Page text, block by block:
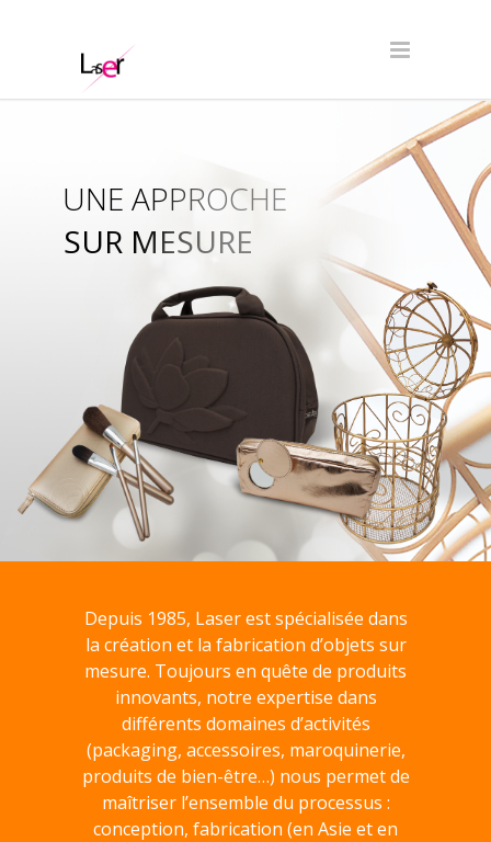
SUR MESURE
UNE APPROCHE
Depuis 1985, Laser est spécialisée dans
la création et la fabrication d’objets sur
mesure. Toujours en quête de produits
innovants, notre expertise dans
différents domaines d’activités
(packaging, accessoires, maroquinerie,
produits de bien-être…) nous permet de
maîtriser l’ensemble du processus :
conception, fabrication (en Asie et en